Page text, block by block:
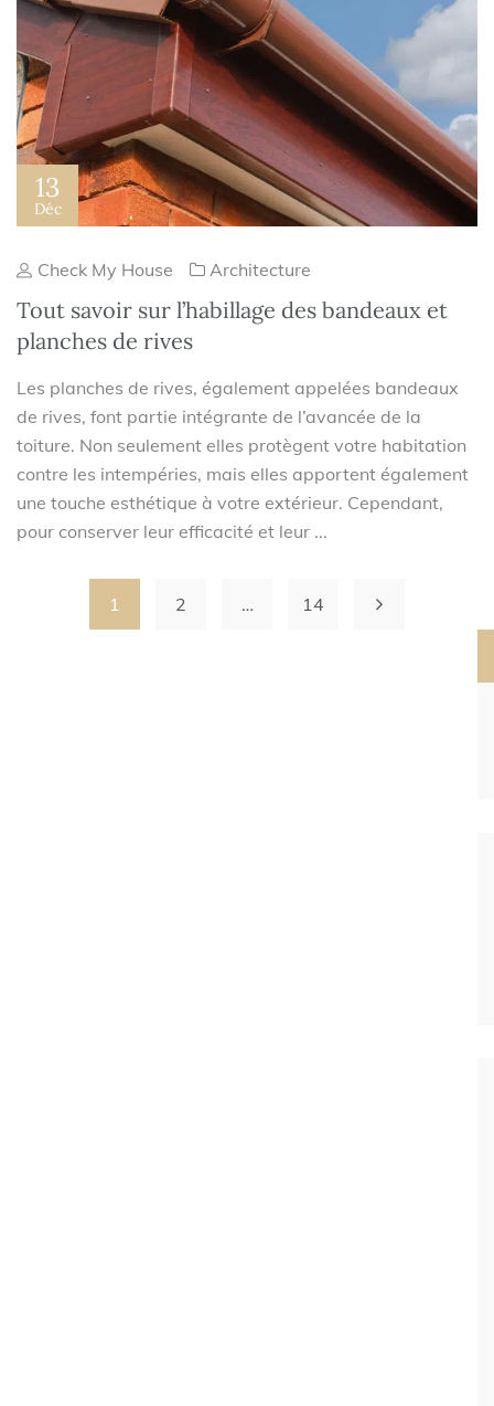
13
Déc
Check My House Architecture
Tout savoir sur l’habillage des bandeaux et
planches de rives
Les planches de rives, également appelées bandeaux
de rives, font partie intégrante de l’avancée de la
toiture. Non seulement elles protègent votre habitation
contre les intempéries, mais elles apportent également
une touche esthétique à votre extérieur. Cependant,
pour conserver leur efficacité et leur ...
1 2 … 14